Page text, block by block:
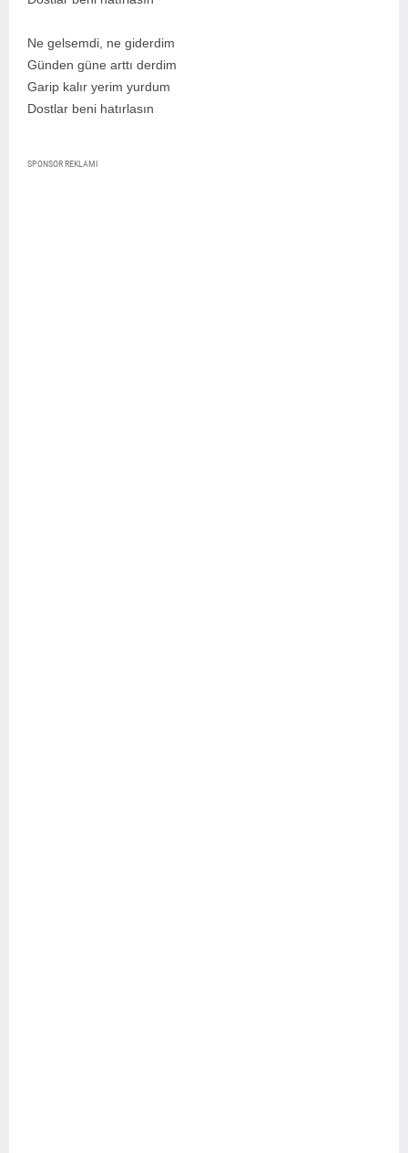
Ne gelsemdi, ne giderdim
Günden güne arttı derdim
Garip kalır yerim yurdum
Dostlar beni hatırlasın
SPONSOR REKLAMI